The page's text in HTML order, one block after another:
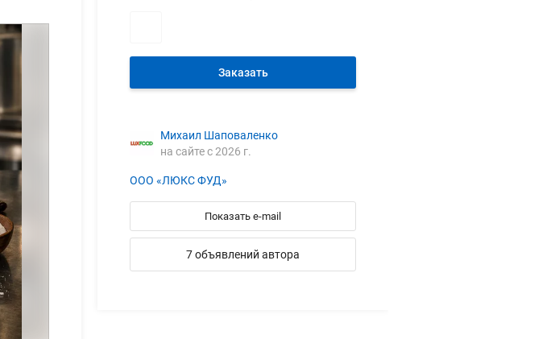
Заказать
Михаил Шаповаленко
на сайте с 2026 г.
ООО «ЛЮКС ФУД»
Показать e-mail
7 объявлений автора